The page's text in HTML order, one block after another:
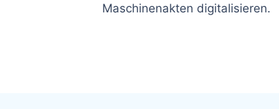
Maschinenakten digitalisieren.